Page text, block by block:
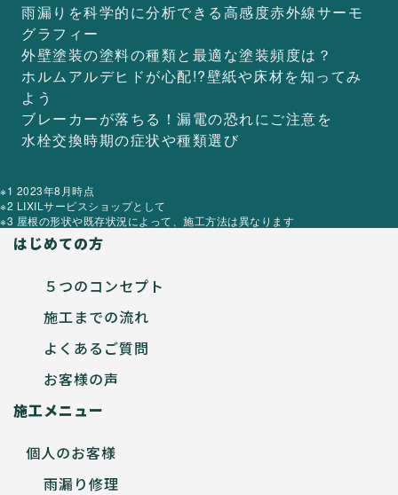
雨漏りを科学的に分析できる高感度赤外線サーモ
グラフィー
外壁塗装の塗料の種類と 最適な塗装頻度は？
ホルムアルデヒドが心配!?壁紙や床材を知ってみ
よう
ブレーカーが落ちる！ 漏電の恐れにご注意を
水栓交換時期の症状や種類選び
※1 2023年8月時点
※2 LIXILサービスショップとして
※3 屋根の形状や既存状況によって、施工方法は異なります
はじめての方
５つのコンセプト
施工までの流れ
よくあるご質問
お客様の声
施工メニュー
個人のお客様
雨漏り修理